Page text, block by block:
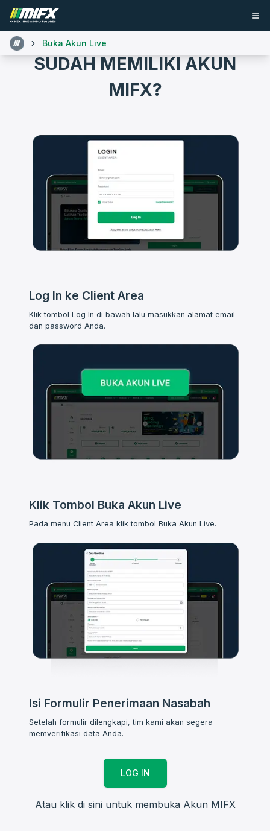
Buka Akun Live
SUDAH MEMILIKI AKUN
MIFX?
Log In ke Client Area
Klik tombol Log In di bawah lalu masukkan alamat email
dan password Anda.
Klik Tombol Buka Akun Live
Pada menu Client Area klik tombol Buka Akun Live.
Isi Formulir Penerimaan Nasabah
Setelah formulir dilengkapi, tim kami akan segera
memverifikasi data Anda.
LOG IN
Atau klik di sini untuk membuka Akun MIFX